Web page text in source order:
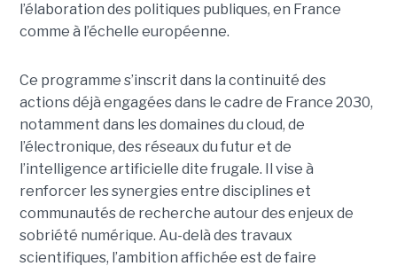
l’élaboration des politiques publiques, en France
comme à l’échelle européenne.
Ce programme s’inscrit dans la continuité des
actions déjà engagées dans le cadre de France 2030,
notamment dans les domaines du cloud, de
l’électronique, des réseaux du futur et de
l’intelligence artificielle dite frugale. Il vise à
renforcer les synergies entre disciplines et
communautés de recherche autour des enjeux de
sobriété numérique. Au-delà des travaux
scientifiques, l’ambition affichée est de faire